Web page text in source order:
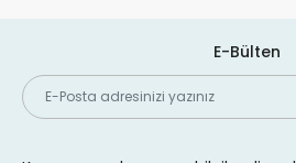
E-Bülten